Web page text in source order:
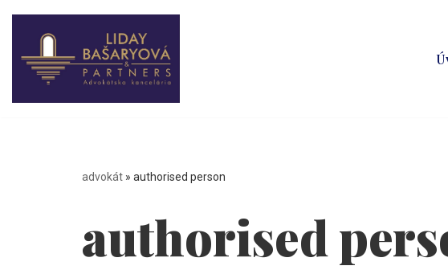
Preskočiť
advokát » authorised person
authorised